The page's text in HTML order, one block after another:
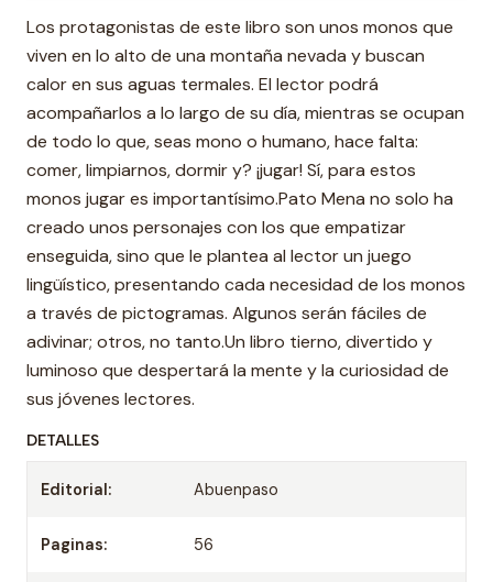
Los protagonistas de este libro son unos monos que
viven en lo alto de una montaña nevada y buscan
calor en sus aguas termales. El lector podrá
acompañarlos a lo largo de su día, mientras se ocupan
de todo lo que, seas mono o humano, hace falta:
comer, limpiarnos, dormir y? ¡jugar! Sí, para estos
monos jugar es importantísimo.Pato Mena no solo ha
creado unos personajes con los que empatizar
enseguida, sino que le plantea al lector un juego
lingüístico, presentando cada necesidad de los monos
a través de pictogramas. Algunos serán fáciles de
adivinar; otros, no tanto.Un libro tierno, divertido y
luminoso que despertará la mente y la curiosidad de
sus jóvenes lectores.
DETALLES
Editorial: Abuenpaso
Paginas: 56